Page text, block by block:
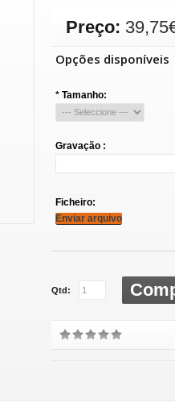
Preço:
Opções disponíveis
* Tamanho:
Gravação :
Ficheiro:
Enviar arquivo
Qtd: